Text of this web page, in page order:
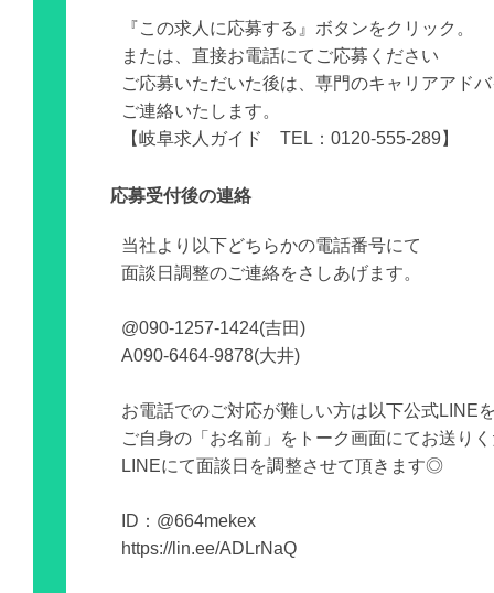
『この求人に応募する』ボタンをクリック。
または、直接お電話にてご応募ください
ご応募いただいた後は、専門のキャリアアド
ご連絡いたします。
【岐阜求人ガイド TEL：0120-555-289】
応募受付後の連絡
当社より以下どちらかの電話番号にて
面談日調整のご連絡をさしあげます。
@090-1257-1424(吉田)
A090-6464-9878(大井)
お電話でのご対応が難しい方は以下公式LINE
ご自身の「お名前」をトーク画面にてお送り
LINEにて面談日を調整させて頂きます◎
ID：@664mekex
https://lin.ee/ADLrNaQ